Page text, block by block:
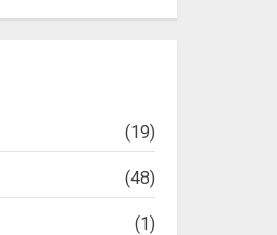
(19)
(48)
(1)